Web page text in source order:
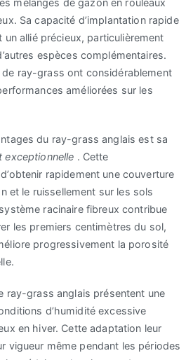
mélanges de gazon en rouleaux
Sa capacité d’implantation rapide
allié précieux, particulièrement
espèces complémentaires.
ray-grass ont considérablement
améliorées sur les
du ray-grass anglais est sa
exceptionnelle . Cette
rapidement une couverture
et le ruissellement sur les sols
racinaire fibreux contribue
les premiers centimètres du sol,
progressivement la porosité
ray-grass anglais présentent une
d’humidité excessive
en hiver. Cette adaptation leur
vigueur même pendant les périodes